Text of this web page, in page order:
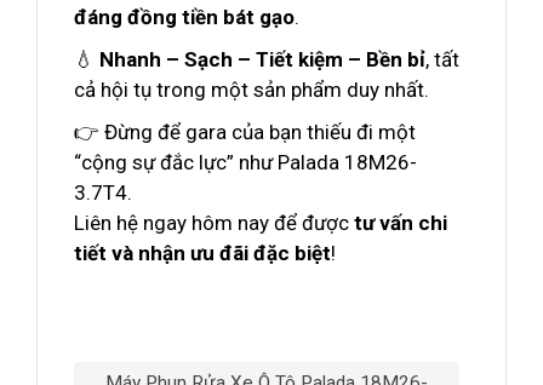
đáng đồng tiền bát gạo.
💧 Nhanh – Sạch – Tiết kiệm – Bền bỉ, tất
cả hội tụ trong một sản phẩm duy nhất.
👉 Đừng để gara của bạn thiếu đi một
“cộng sự đắc lực” như Palada 18M26-
3.7T4.
Liên hệ ngay hôm nay để được tư vấn chi
tiết và nhận ưu đãi đặc biệt!